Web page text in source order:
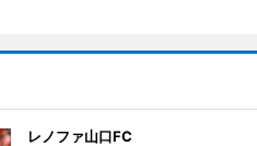
レノファ山口FC